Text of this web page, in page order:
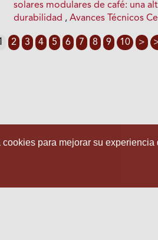
solares modulares de café: una
durabilidad ,Avances Técnicos
2 3 4 5 6 7 8 9 10 >
cookies para mejorar su